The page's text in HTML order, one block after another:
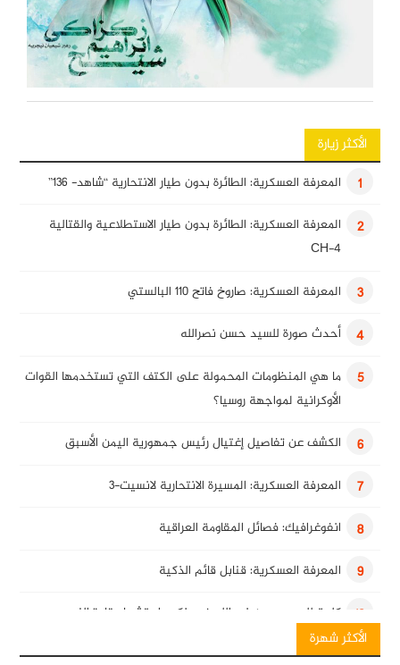
الأكثر زيارة
1
المعرفة العسكرية: الطائرة بدون طيار الانتحارية “شاهد- 136”
2
المعرفة العسكرية: الطائرة بدون طيار الاستطلاعية والقتالية
CH-4
3 المعرفة العسكرية: صاروخ فاتح 110 البالستي
4 أحدث صورة للسيد حسن نصرالله
5
ما هي المنظومات المحمولة على الكتف التي تستخدمها القوات
الأوكرانية لمواجهة روسيا؟
6 الكشف عن تفاصيل إغتيال رئيس جمهورية اليمن الأسبق
7 المعرفة العسكرية: المسيرة الانتحارية لانسيت-3
8 انفوغرافيك: فصائل المقاومة العراقية
9 المعرفة العسكرية: قنابل قائم الذكية
10 كلمة للسيد حسن نصرالله في ذكرى استشهاد قادة النصر
الأكثر شهرة